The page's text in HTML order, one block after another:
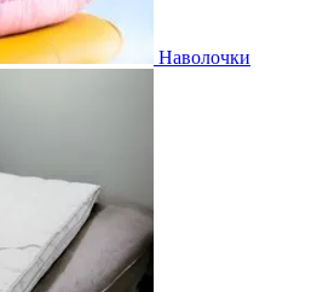
Наволочки